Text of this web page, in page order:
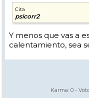
Cita
psicorr2
Y menos que vas a
calentamiento, sea
Karma: 0 -